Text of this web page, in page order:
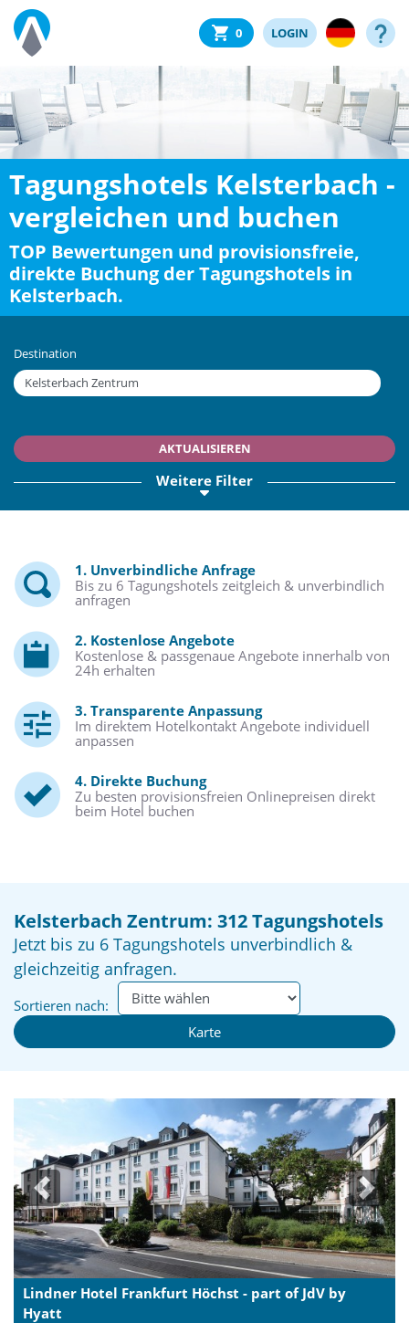
0 LOGIN
Tagungshotels Kelsterbach -
vergleichen und buchen
TOP Bewertungen und provisionsfreie,
direkte Buchung der Tagungshotels in
Kelsterbach.
Destination
AKTUALISIEREN
Weitere Filter
1. Unverbindliche Anfrage
Bis zu 6 Tagungshotels zeitgleich & unverbindlich
anfragen
2. Kostenlose Angebote
Kostenlose & passgenaue Angebote innerhalb von
24h erhalten
3. Transparente Anpassung
Im direktem Hotelkontakt Angebote individuell
anpassen
4. Direkte Buchung
Zu besten provisionsfreien Onlinepreisen direkt
beim Hotel buchen
Kelsterbach Zentrum: 312 Tagungshotels
Jetzt bis zu 6 Tagungshotels unverbindlich &
gleichzeitig anfragen.
Sortieren nach:
Karte
Previous Next
Lindner Hotel Frankfurt Höchst - part of JdV by
Hyatt